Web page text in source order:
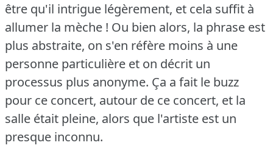
être qu'il intrigue légèrement, et cela suffit à
allumer la mèche ! Ou bien alors, la phrase est
plus abstraite, on s'en réfère moins à une
personne particulière et on décrit un
processus plus anonyme. Ça a fait le buzz
pour ce concert, autour de ce concert, et la
salle était pleine, alors que l'artiste est un
presque inconnu.